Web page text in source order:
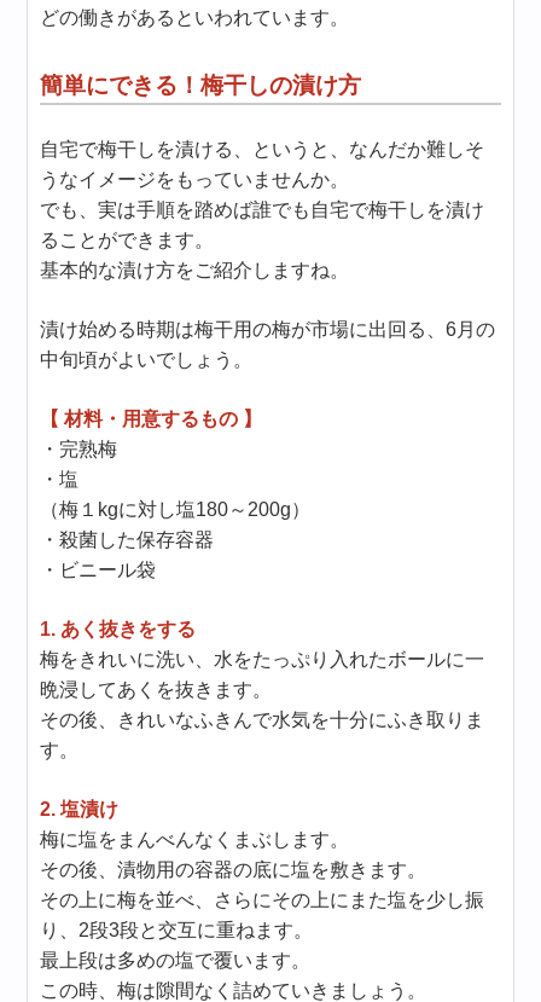
どの働きがあるといわれています。
簡単にできる！梅干しの漬け方
自宅で梅干しを漬ける、というと、なんだか難しそ
うなイメージをもっていませんか。
でも、実は手順を踏めば誰でも自宅で梅干しを漬け
ることができます。
基本的な漬け方をご紹介しますね。
漬け始める時期は梅干用の梅が市場に出回る、6月の
中旬頃がよいでしょう。
【 材料・用意するもの 】
・完熟梅
・塩
（梅１kgに対し塩180～200g）
・殺菌した保存容器
・ビニール袋
1. あく抜きをする
梅をきれいに洗い、水をたっぷり入れたボールに一
晩浸してあくを抜きます。
その後、きれいなふきんで水気を十分にふき取りま
す。
2. 塩漬け
梅に塩をまんべんなくまぶします。
その後、漬物用の容器の底に塩を敷きます。
その上に梅を並べ、さらにその上にまた塩を少し振
り、2段3段と交互に重ねます。
最上段は多めの塩で覆います。
この時、梅は隙間なく詰めていきましょう。